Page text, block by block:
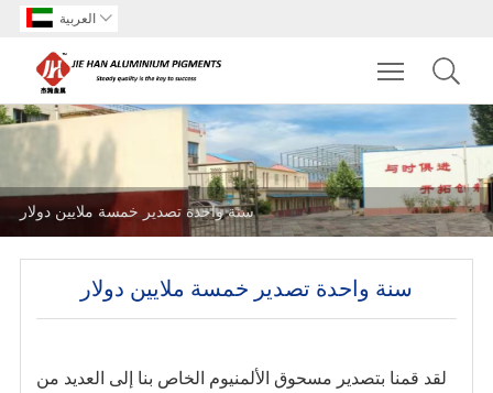
العربية 
Toggle
سنة واحدة تصدير خمسة ملايين دولار
سنة واحدة تصدير خمسة ملايين دولار
لقد قمنا بتصدير مسحوق الألمنيوم الخاص بنا إلى العديد من